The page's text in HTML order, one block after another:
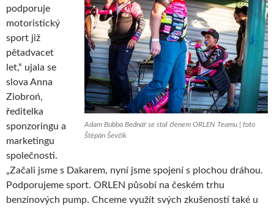
Adam Bubba Bednář se stal členem ORLEN Teamu | foto
Štěpán Ševčík
podporuje
motoristický
sport již
pětadvacet
let,“ ujala se
slova Anna
Ziobroń,
ředitelka
sponzoringu a
marketingu
společnosti.
„Začali jsme s Dakarem, nyní jsme spojení s plochou dráhou.
Podporujeme sport. ORLEN působí na českém trhu
benzínových pump. Chceme využít svých zkušeností také u